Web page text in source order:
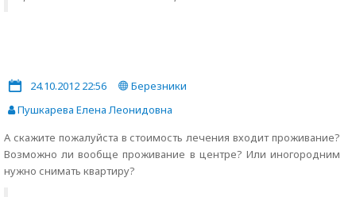
24.10.2012 22:56
Березники
Пушкарева Елена Леонидовна
А скажите пожалуйста в стоимость лечения входит проживание?
Возможно ли вообще проживание в центре? Или иногородним
нужно снимать квартиру?